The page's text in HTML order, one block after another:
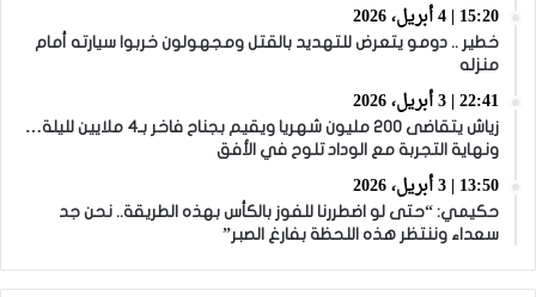
15:20 | 4 أبريل، 2026
خطير .. دومو يتعرض للتهديد بالقتل ومجهولون خربوا سيارته أمام
منزله
22:41 | 3 أبريل، 2026
زياش يتقاضى 200 مليون شهريا ويقيم بجناح فاخر بـ4 ملايين لليلة…
ونهاية التجربة مع الوداد تلوح في الأفق
13:50 | 3 أبريل، 2026
حكيمي: “حتى لو اضطررنا للفوز بالكأس بهذه الطريقة.. نحن جد
سعداء وننتظر هذه اللحظة بفارغ الصبر”